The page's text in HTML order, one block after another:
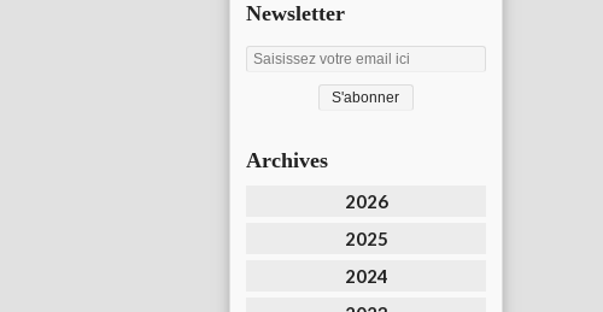
Newsletter
Archives
2026
2025
2024